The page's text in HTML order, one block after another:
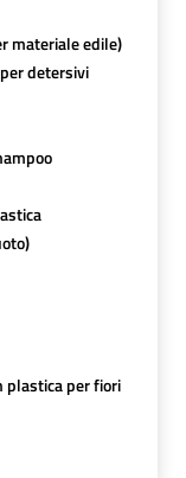
materiale edile)
detersivi
plastica per fiori